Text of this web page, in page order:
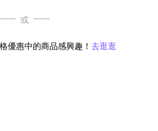
或
優惠中的商品感興趣！ 去逛逛